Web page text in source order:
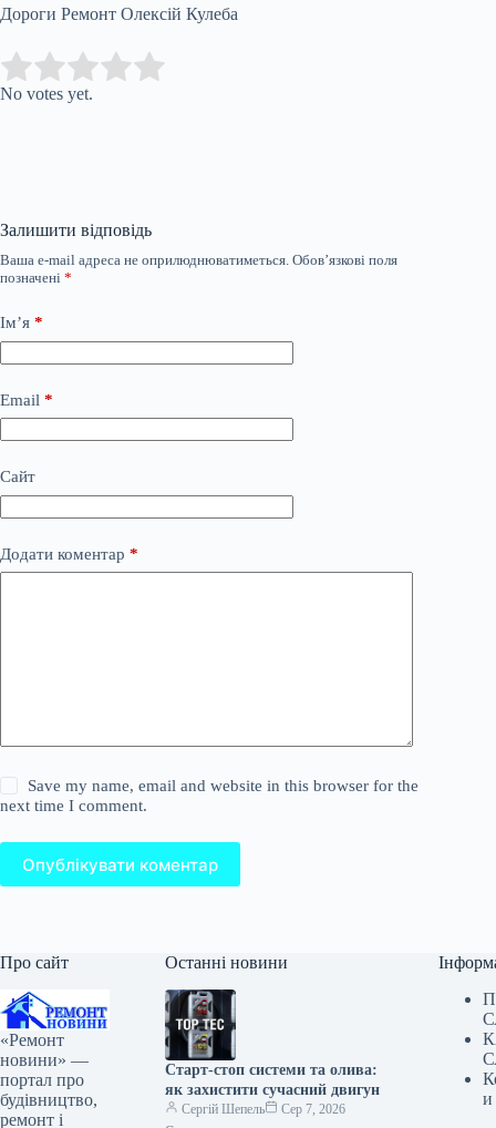
Дороги Ремонт Олексій Кулеба
Rate this item:
No votes yet.
Залишити відповідь
Ваша e-mail адреса не оприлюднюватиметься. Обов’язкові поля
позначені *
Ім’я *
Email *
Сайт
Додати коментар *
Save my name, email and website in this browser for the
next time I comment.
Опублікувати коментар
Про сайт
«Ремонт
новини» —
портал про
будівництво,
ремонт і
Останні новини
Старт-стоп системи та олива:
як захистити сучасний двигун
Сергій Шепель
Сер 7, 2026
и